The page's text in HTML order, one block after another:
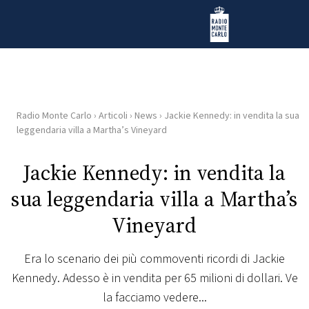
Radio Monte Carlo
HOME
RADIO
WEB
PLAYLIST
Radio Monte Carlo › Articoli › News › Jackie Kennedy: in vendita la sua
leggendaria villa a Martha’s Vineyard
Jackie Kennedy: in vendita la
sua leggendaria villa a Martha’s
Vineyard
Era lo scenario dei più commoventi ricordi di Jackie
Kennedy. Adesso è in vendita per 65 milioni di dollari. Ve
la facciamo vedere...